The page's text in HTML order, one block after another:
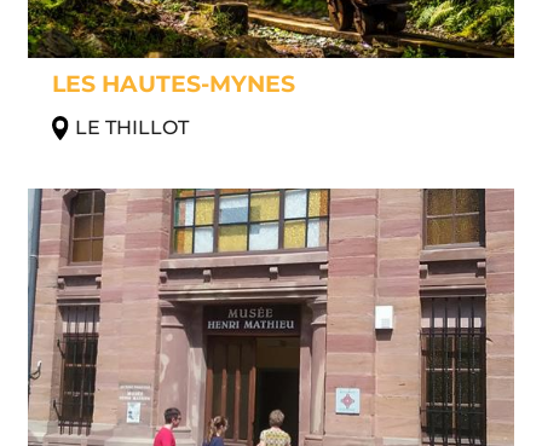
LES HAUTES-MYNES
LE THILLOT